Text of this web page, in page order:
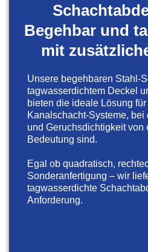
Begehbar und
mit
Unsere begehbaren Stahl-
tagwasserdichtem Deckel
bieten die ideale Lösung
Kanalschacht-Systeme, bei
und Geruchsdichtigkeit von
Bedeutung sind.
Egal ob quadratisch,
Sonderanfertigung – wir
tagwasserdichte
Anforderung.